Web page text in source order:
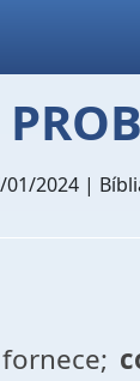
01/2024 |